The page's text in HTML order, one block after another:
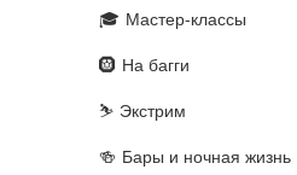
Мастер-классы
На багги
Экстрим
Бары и ночная жизнь